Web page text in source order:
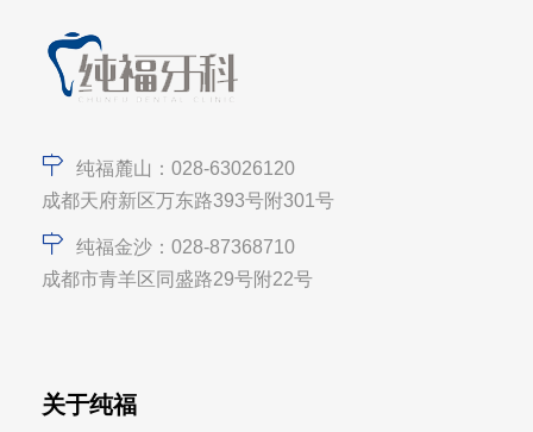
纯福麓山：028-63026120
成都天府新区万东路393号附301号
纯福金沙：028-87368710
成都市青羊区同盛路29号附22号
关于纯福